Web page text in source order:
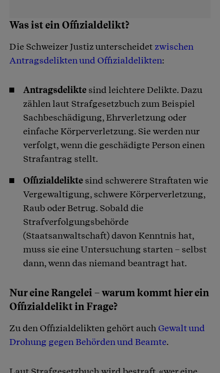
Was ist ein Offizialdelikt?
Die Schweizer Justiz unterscheidetzwischen
Antragsdelikten und Offizialdelikten:
Antragsdelikte sind leichtere Delikte. Dazu
zählen laut Strafgesetzbuch zum Beispiel
Sachbeschädigung, Ehrverletzung oder
einfache Körperverletzung. Sie werden nur
verfolgt, wenn die geschädigte Person einen
Strafantrag stellt.
Offizialdelikte sind schwerere Straftaten wie
Vergewaltigung, schwere Körperverletzung,
Raub oder Betrug. Sobald die
Strafverfolgungsbehörde
(Staatsanwaltschaft) davon Kenntnis hat,
muss sie eine Untersuchung starten – selbst
dann, wenn das niemand beantragt hat.
Nur eine Rangelei – warum kommt hier ein
Offizialdelikt in Frage?
Zu den Offizialdelikten gehört auch Gewalt und
Drohung gegen Behörden und Beamte.